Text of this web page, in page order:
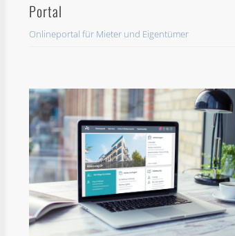
Portal
Onlineportal für Mieter und Eigentümer